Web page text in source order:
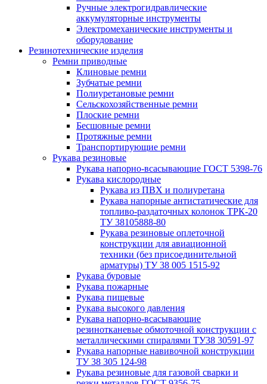
Ручные электрогидравлические
аккумуляторные инструменты
Электромеханические инструменты и
оборудование
Резинотехнические изделия
Ремни приводные
Клиновые ремни
Зубчатые ремни
Полиуретановые ремни
Сельскохозяйственные ремни
Плоские ремни
Бесшовные ремни
Протяжные ремни
Транспортирующие ремни
Рукава резиновые
Рукава напорно-всасывающие ГОСТ 5398-76
Рукава кислородные
Рукава из ПВХ и полиуретана
Рукава напорные антистатические для
топливо-раздаточных колонок ТРК-20
ТУ 38105888-80
Рукава резиновые оплеточной
конструкции для авиационной
техники (без присоединительной
арматуры) ТУ 38 005 1515-92
Рукава буровые
Рукава пожарные
Рукава пищевые
Рукава высокого давления
Рукава напорно-всасывающие
резинотканевые обмоточной конструкции с
металлическими спиралями ТУ38 30591-97
Рукава напорные навивочной конструкции
ТУ 38 305 124-98
Рукава резиновые для газовой сварки и